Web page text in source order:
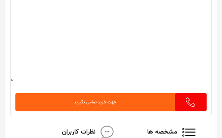
جهت خرید تماس بگیرید
مشخصه ها نظرات کاربران